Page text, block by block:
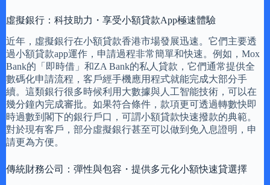
虛擬銀行：科技助力・享受小額貸款App極速體驗
近年，虛擬銀行在小額貸款香港市場發展迅速。它們主要透
過小額貸款app運作，申請過程非常簡單和快速。例如，Mox
Bank的「即時借」和ZA Bank的私人貸款，它們通常提供全
數碼化申請流程，客戶經手機應用程式就能完成大部分手
續。這類銀行很多時候利用大數據與人工智能技術，可以在
幾分鐘內完成審批。如果符合條件，款項更可透過轉數快即
時過數到閣下的銀行戶口，可謂小額貸款快速撥款的典範。
對於現有客戶，部分虛擬銀行甚至可以做到免入息證明，申
請更為方便。
傳統財務公司：彈性與包容・提供多元化小額快速貸選擇